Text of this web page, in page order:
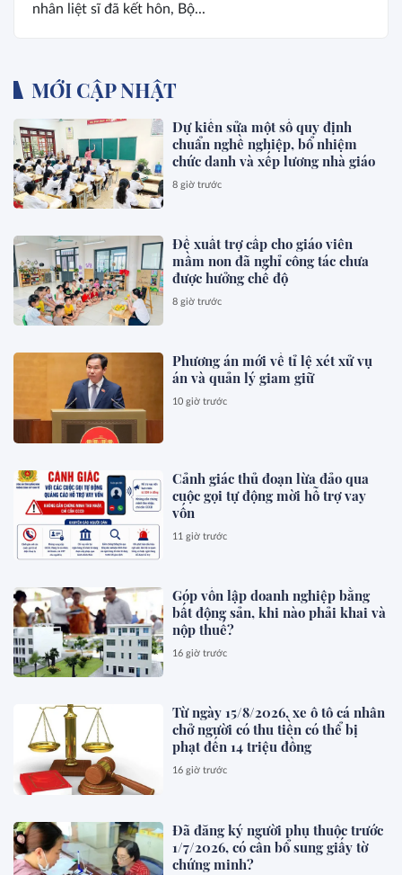
nhân liệt sĩ đã kết hôn, Bộ...
MỚI CẬP NHẬT
Dự kiến sửa một số quy định
chuẩn nghề nghiệp, bổ nhiệm
chức danh và xếp lương nhà giáo
8 giờ trước
Đề xuất trợ cấp cho giáo viên
mầm non đã nghỉ công tác chưa
được hưởng chế độ
8 giờ trước
Phương án mới về tỉ lệ xét xử vụ
án và quản lý giam giữ
10 giờ trước
Cảnh giác thủ đoạn lừa đảo qua
cuộc gọi tự động mời hỗ trợ vay
vốn
11 giờ trước
Góp vốn lập doanh nghiệp bằng
bất động sản, khi nào phải khai và
nộp thuế?
16 giờ trước
Từ ngày 15/8/2026, xe ô tô cá nhân
chở người có thu tiền có thể bị
phạt đến 14 triệu đồng
16 giờ trước
Đã đăng ký người phụ thuộc trước
1/7/2026, có cần bổ sung giấy tờ
chứng minh?